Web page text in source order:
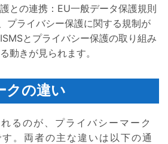
との連携：EU一般データ保護規則
プライバシー保護に関する規制が
とプライバシー保護の取り組み
動きが見られます。
クの違い
るのが、プライバシーマーク
す。両者の主な違いは以下の通